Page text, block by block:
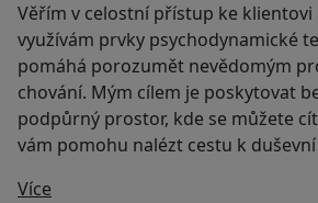
Věřím v celostní přístup ke klientovi
využívám prvky psychodynamické
pomáhá porozumět nevědomým
chování. Mým cílem je poskytovat
podpůrný prostor, kde se můžete
vám pomohu nalézt cestu k
Více